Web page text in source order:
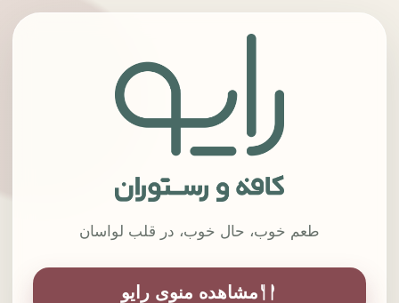
طعم خوب، حال خوب، در قلب لواسان
مشاهده منوی رایو